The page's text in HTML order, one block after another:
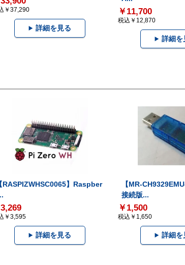
￥37,290
詳細を見る
￥11,700
税込￥12,870
詳細を
【RASPIZWHSC0065】Raspber
3,269
￥3,595
詳細を見る
【MR-
接続版...
￥1,500
税込￥1,650
詳細を